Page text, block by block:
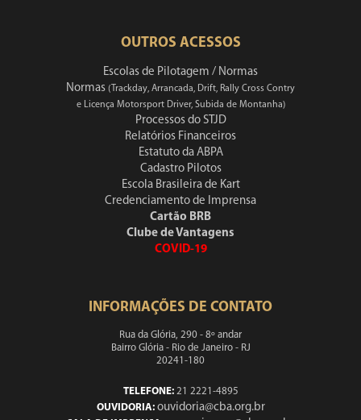
OUTROS ACESSOS
Escolas de Pilotagem / Normas
Normas (Trackday, Arrancada, Drift, Rally Cross Contry
e Licença Motorsport Driver, Subida de Montanha)
Processos do STJD
Relatórios Financeiros
Estatuto da ABPA
Cadastro Pilotos
Escola Brasileira de Kart
Credenciamento de Imprensa
Cartão BRB
Clube de Vantagens
COVID-19
INFORMAÇÕES DE CONTATO
Rua da Glória, 290 - 8º andar
Bairro Glória - Rio de Janeiro - RJ
20241-180
TELEFONE:21 2221-4895
OUVIDORIA: ouvidoria@cba.org.br